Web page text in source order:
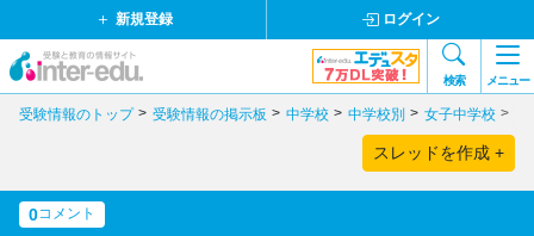
新規登録 ログイン
検索 メニュー
受験情報のトップ 受験情報の掲示板 中学校 中学校別 女子中学校
スレッドを作成 +
0コメント